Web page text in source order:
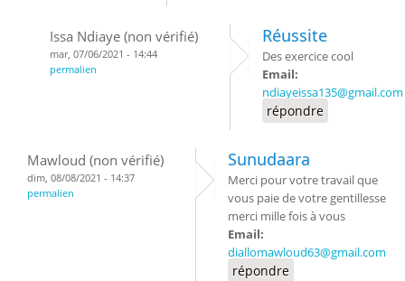
Issa Ndiaye (non vérifié)
mar, 07/06/2021 - 14:44
permalien
Réussite
Des exercice cool
Email:
ndiayeissa135@gmail.com
répondre
Mawloud (non vérifié)
dim, 08/08/2021 - 14:37
permalien
Sunudaara
Merci pour votre travail que
vous paie de votre gentillesse
merci mille fois à vous
Email:
diallomawloud63@gmail.com
répondre